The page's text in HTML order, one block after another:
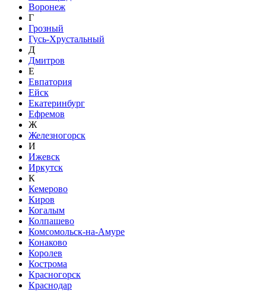
Воронеж
Г
Грозный
Гусь-Хрустальный
Д
Дмитров
Е
Евпатория
Ейск
Екатеринбург
Ефремов
Ж
Железногорск
И
Ижевск
Иркутск
К
Кемерово
Киров
Когалым
Колпашево
Комсомольск-на-Амуре
Конаково
Королев
Кострома
Красногорск
Краснодар